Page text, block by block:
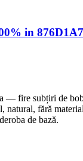
in
— fire subțiri de
natural, fără
de bază.